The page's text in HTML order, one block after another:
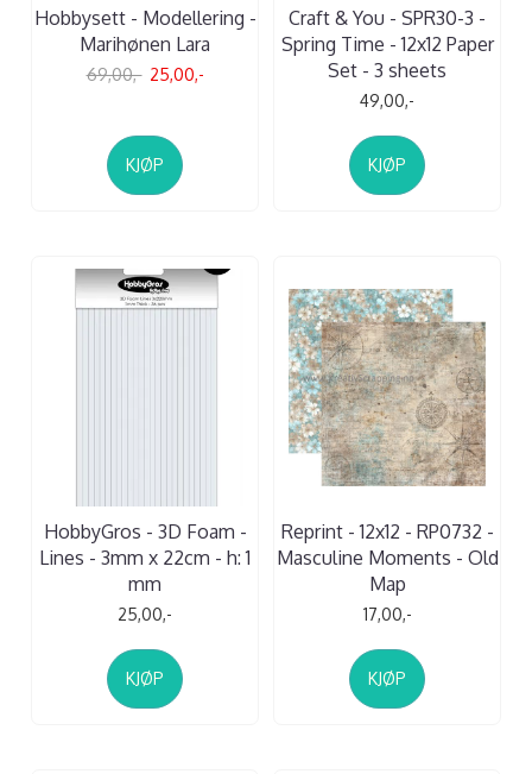
Hobbysett - Modellering -
Marihønen Lara
69,00,- 25,00,-
KJØP
Craft & You - SPR30-3 -
Spring Time - 12x12 Paper
Set - 3 sheets
49,00,-
KJØP
HobbyGros - 3D Foam -
Lines - 3mm x 22cm - h: 1
mm
25,00,-
KJØP
Reprint - 12x12 - RP0732 -
Masculine Moments - Old
Map
17,00,-
KJØP